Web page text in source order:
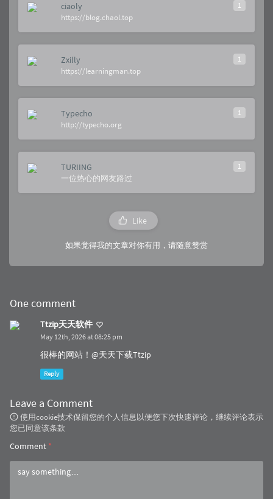
1
ciaoly
https://blog.chaol.top
1
Zxilly
https://learningman.top
1
Typecho
http://typecho.org
1
TURIING
一位热心的网友路过
Like
如果觉得我的文章对你有用，请随意赞赏
One comment
Ttzip天天软件
May 12th, 2026 at 08:25 pm
很棒的网站！@天天下载Ttzip
Reply
Leave a Comment
使用cookie技术保留您的个人信息以便您下次快速评论，继续评论表示
您已同意该条款
Comment *